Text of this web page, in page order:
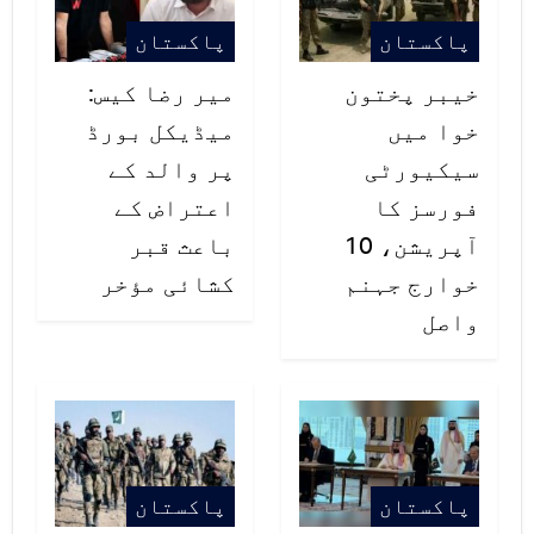
اپوزیشن کی منطق نرالی ہے، وہ
مساجد کھلنے پر اعتراض کرتے ہیں
لیکن پارلیمنٹ کھولنے کے لیے بڑے
بے تاب ہیں۔ اجلاس بلانا اسپیکر کا
استحقاق ہے۔ حکومت کو اعتراض نہیں
لیکن عوام ان کے دوغلے پن سے بیزار
ہیں۔
پاکستان
خیبر پختون
خوا میں
سیکیورٹی
فورسز کا
آپریشن، 10
خوارج جہنم
واصل
پاکستان
میر رضا کیس:
میڈیکل بورڈ
پر والد کے
اعتراض کے
باعث قبر
کشائی مؤخر
پاکستان پاکستان